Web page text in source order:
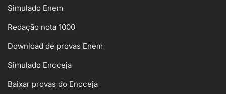
Simulado Enem
Redação nota 1000
Download de provas Enem
Simulado Encceja
Baixar provas do Encceja